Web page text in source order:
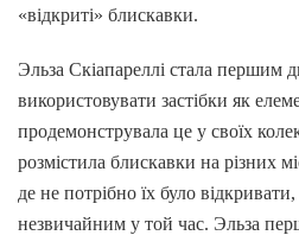
«відкриті» блискавки.
Эльза Скіапареллі стала першим
використовувати застібки як
продемонструвала це у своїх
розмістила блискавки на різних
де не потрібно їх було
незвичайним у той час. Эльза